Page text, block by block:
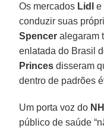
Os mercados Lidl e
conduzir suas
Spencer alegaram
enlatada do Brasil
Princes disseram
dentro de padrões
Um porta voz do
público de saúde